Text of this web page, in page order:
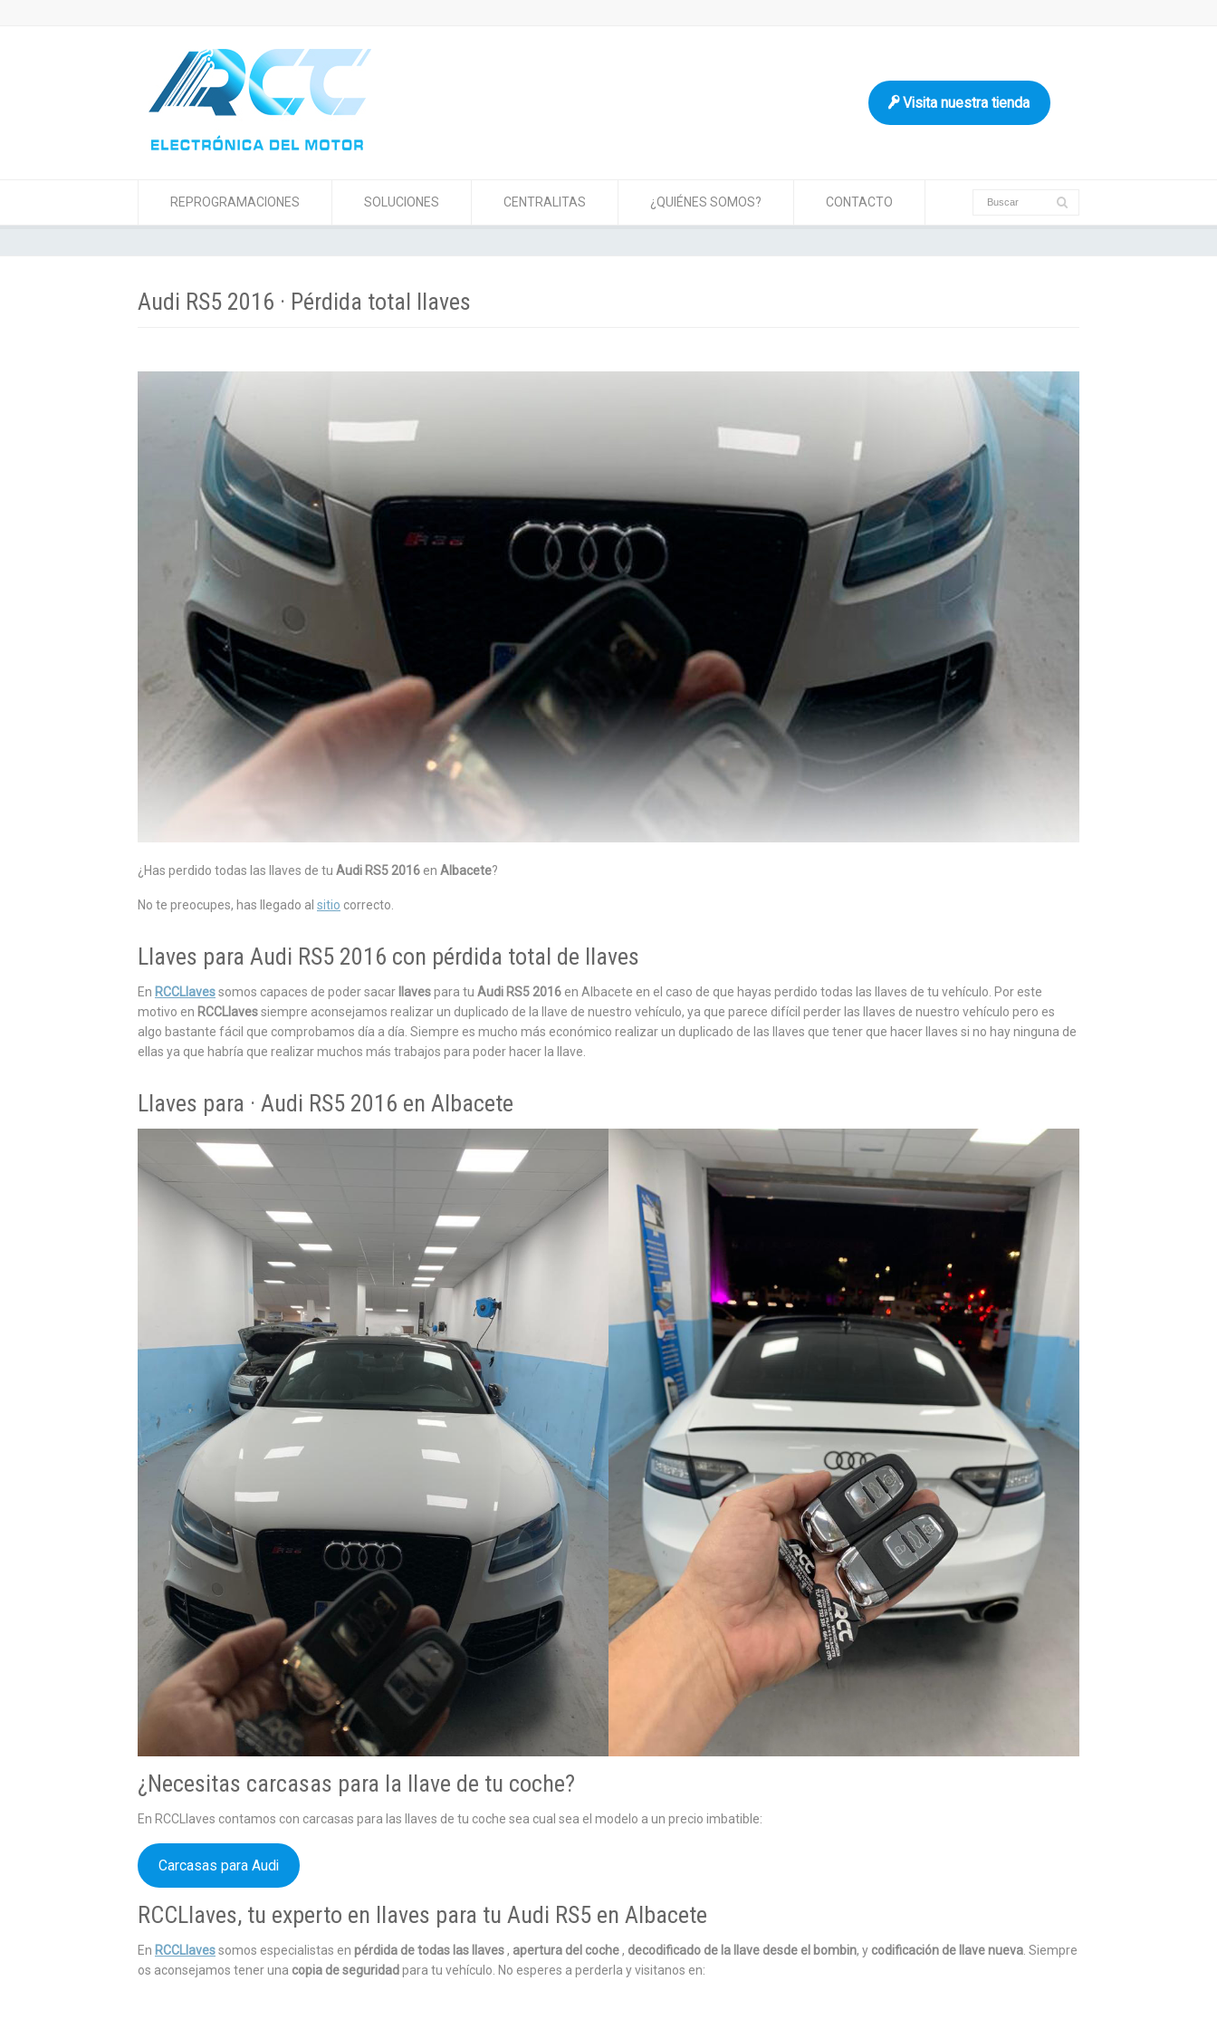
Visita nuestra tienda
REPROGRAMACIONES SOLUCIONES CENTRALITAS ¿QUIÉNES SOMOS? CONTACTO
Audi RS5 2016 · Pérdida total llaves
¿Has perdido todas las llaves de tu Audi RS5 2016 en Albacete?
No te preocupes, has llegado al sitio correcto.
Llaves para Audi RS5 2016 con pérdida total de llaves
En RCCLlavessomos capaces de poder sacar llavespara tu Audi RS5 2016 en Albacete en el caso de que hayas perdido todas las llaves de tu vehículo. Por este
motivo en RCCLlavessiempre aconsejamos realizar un duplicado de la llave de nuestro vehículo, ya que parece difícil perder las llaves de nuestro vehículo pero es
algo bastante fácil que comprobamos día a día. Siempre es mucho más económico realizar un duplicado de las llaves que tener que hacer llaves si no hay ninguna de
ellas ya que habría que realizar muchos más trabajos para poder hacer la llave.
Llaves para · Audi RS5 2016 en Albacete
¿Necesitas carcasas para la llave de tu coche?
En RCCLlaves contamos con carcasas para las llaves de tu coche sea cual sea el modelo a un precio imbatible:
Carcasas para Audi
RCCLlaves, tu experto en llaves para tu Audi RS5 en Albacete
En RCCLlavessomos especialistas en pérdida de todas las llaves, apertura del coche, decodificado de la llave desde el bombin, y codificación de llave nueva. Siempre
os aconsejamos tener una copia de seguridadpara tu vehículo. No esperes a perderla y visitanos en: